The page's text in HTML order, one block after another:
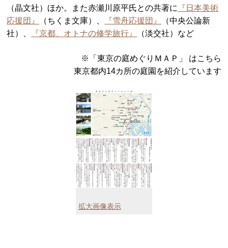
（晶文社）ほか。また赤瀬川原平氏との共著に
『日本美術
応援団』
（ちくま文庫）、 『雪舟応援団』
（中央公論新
社）、
『京都、オトナの修学旅行』 （淡交社）など
※「東京の庭めぐりＭＡＰ」 はこちら
東京都内14カ所の庭園を紹介しています
拡大画像表示